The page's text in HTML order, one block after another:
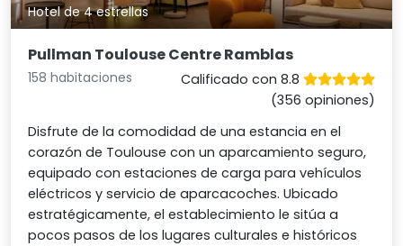
Hotel de 4 estrellas
Pullman Toulouse Centre Ramblas
158 habitaciones
Calificado con 8.8
(356 opiniones)
Disfrute de la comodidad de una estancia en el
corazón de Toulouse con un aparcamiento seguro,
equipado con estaciones de carga para vehículos
eléctricos y servicio de aparcacoches. Ubicado
estratégicamente, el establecimiento le sitúa a
pocos pasos de los lugares culturales e históricos